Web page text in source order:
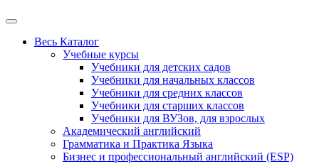
Весь Каталог
Учебные курсы
Учебники для детских садов
Учебники для начальных классов
Учебники для средних классов
Учебники для старших классов
Учебники для ВУЗов, для взрослых
Академический английский
Грамматика и Практика Языка
Бизнес и профессиональный английский (ESP)